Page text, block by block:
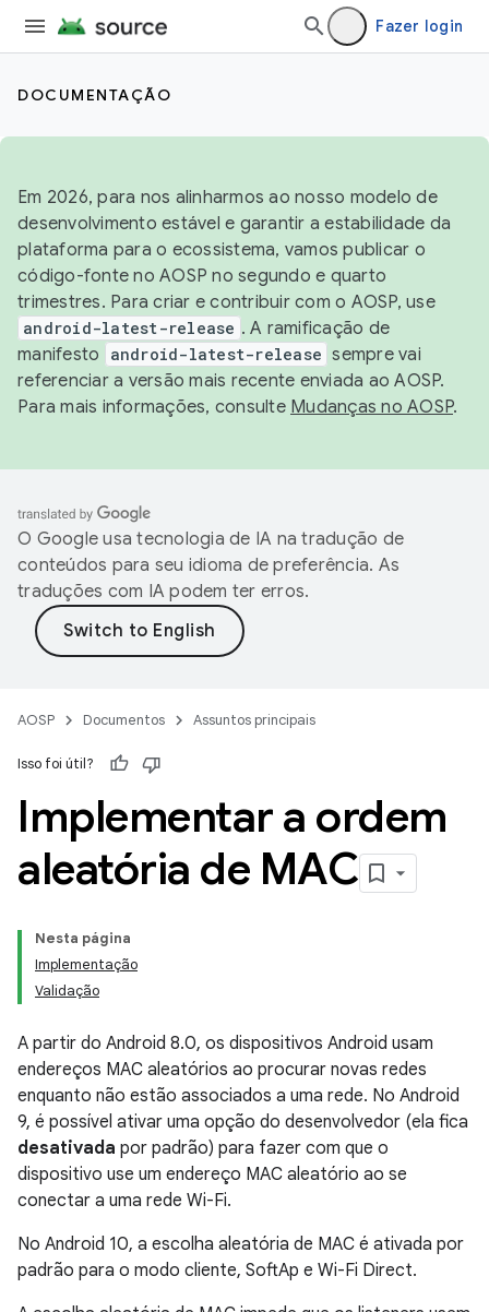
Fazer login
DOCUMENTAÇÃO
Em 2026, para nos alinharmos ao nosso modelo de
desenvolvimento estável e garantir a estabilidade da
plataforma para o ecossistema, vamos publicar o
código-fonte no AOSP no segundo e quarto
trimestres. Para criar e contribuir com o AOSP, use
android-latest-release . A ramificação de
manifesto
android-latest-release sempre vai
referenciar a versão mais recente enviada ao AOSP.
Para mais informações, consulte Mudanças no AOSP.
O Google usa tecnologia de IA na tradução de
conteúdos para seu idioma de preferência. As
traduções com IA podem ter erros.
AOSP Documentos Assuntos principais
Isso foi útil?
Implementar a ordem
aleatória de MAC
Nesta página
Implementação
Validação
A partir do Android 8.0, os dispositivos Android usam
endereços MAC aleatórios ao procurar novas redes
enquanto não estão associados a uma rede. No Android
9, é possível ativar uma opção do desenvolvedor (ela fica
desativada por padrão) para fazer com que o
dispositivo use um endereço MAC aleatório ao se
conectar a uma rede Wi-Fi.
No Android 10, a escolha aleatória de MAC é ativada por
padrão para o modo cliente, SoftAp e Wi-Fi Direct.